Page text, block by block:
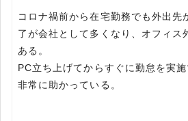
コロナ禍前から在宅勤務でも外出先
了が会社として多くなり、オフィス
ある。
PC立ち上げてからすぐに勤怠を実施
非常に助かっている。